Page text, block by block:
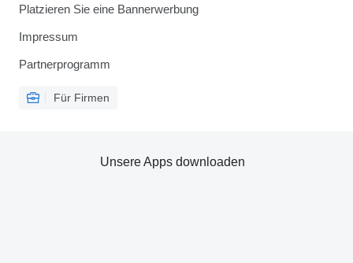
Platzieren Sie eine Bannerwerbung
Impressum
Partnerprogramm
Für Firmen
Unsere Apps downloaden